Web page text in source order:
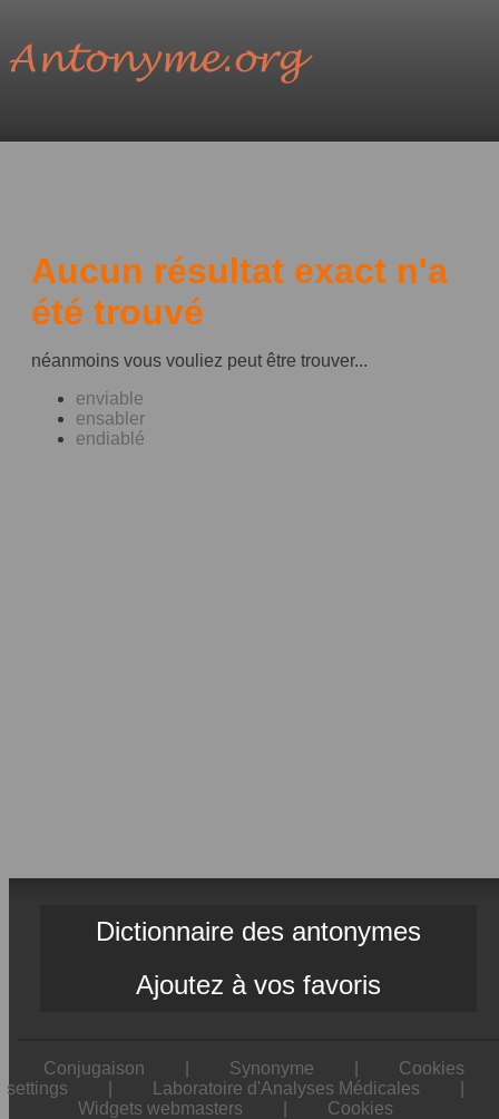
Aucun résultat exact n'a
été trouvé
néanmoins vous vouliez peut être trouver...
enviable
ensabler
endiablé
Dictionnaire des antonymes
Ajoutez à vos favoris
Conjugaison Synonyme
Cookies
settings
Laboratoire d'Analyses Médicales
Widgets webmasters
Cookies